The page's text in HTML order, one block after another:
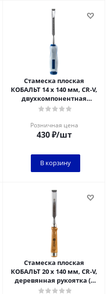
Стамеска плоская
КОБАЛЬТ 14 х 140 мм, CR-V,
двухкомпонентная
рукоятка (1 шт.) блистер
Розничная цена
430₽/шт
В корзину
Стамеска плоская
КОБАЛЬТ 20 х 140 мм, CR-V,
деревянная рукоятка (1
шт.) подвес